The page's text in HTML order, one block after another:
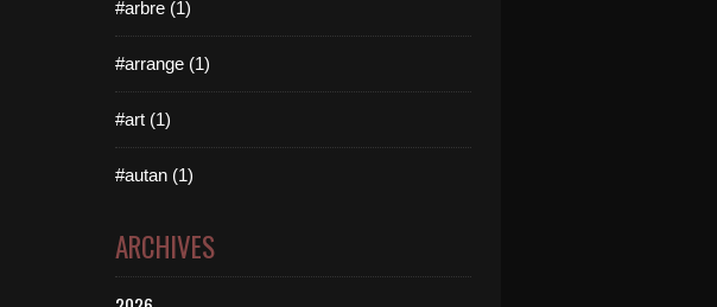
#arbre (1)
#arrange (1)
#art (1)
#autan (1)
ARCHIVES